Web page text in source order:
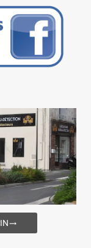
trending_flat